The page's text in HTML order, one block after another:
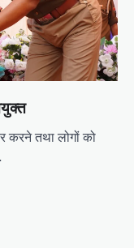
करने तथा लोगों को